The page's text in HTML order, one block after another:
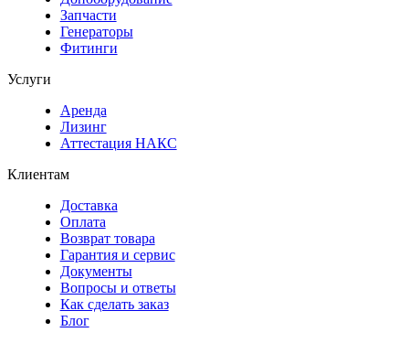
Запчасти
Генераторы
Фитинги
Услуги
Аренда
Лизинг
Аттестация НАКС
Клиентам
Доставка
Оплата
Возврат товара
Гарантия и сервис
Документы
Вопросы и ответы
Как сделать заказ
Блог